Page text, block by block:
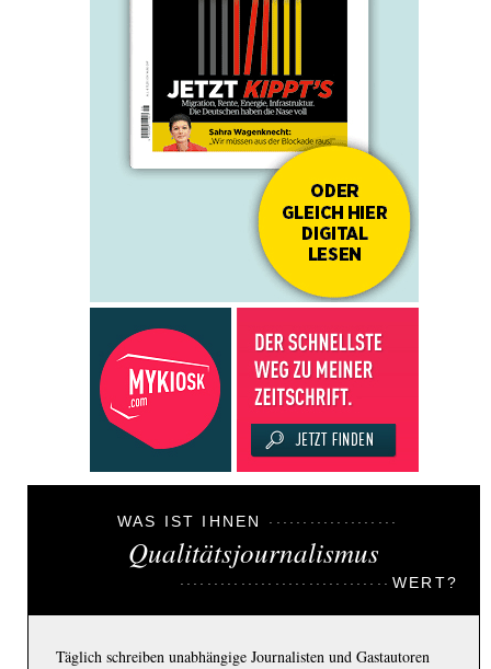
WAS IST IHNEN
Qualitätsjournalismus
WERT?
Täglich schreiben unabhängige Journalisten und Gastautoren